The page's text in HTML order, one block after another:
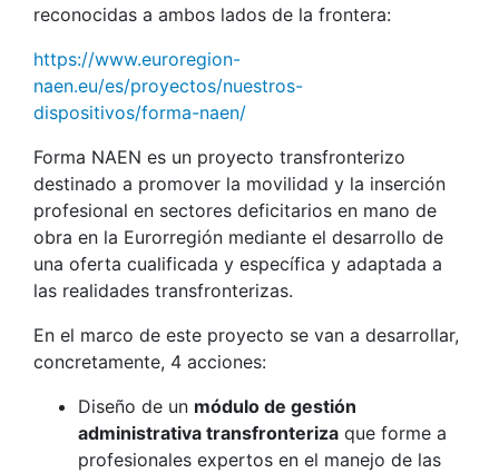
reconocidas a ambos lados de la frontera:
https://www.euroregion-
naen.eu/es/proyectos/nuestros-
dispositivos/forma-naen/
Forma NAEN es un proyecto transfronterizo
destinado a promover la movilidad y la inserción
profesional en sectores deficitarios en mano de
obra en la Eurorregión mediante el desarrollo de
una oferta cualificada y específica y adaptada a
las realidades transfronterizas.
En el marco de este proyecto se van a desarrollar,
concretamente, 4 acciones:
Diseño de un módulo de gestión
administrativa transfronteriza que forme a
profesionales expertos en el manejo de las